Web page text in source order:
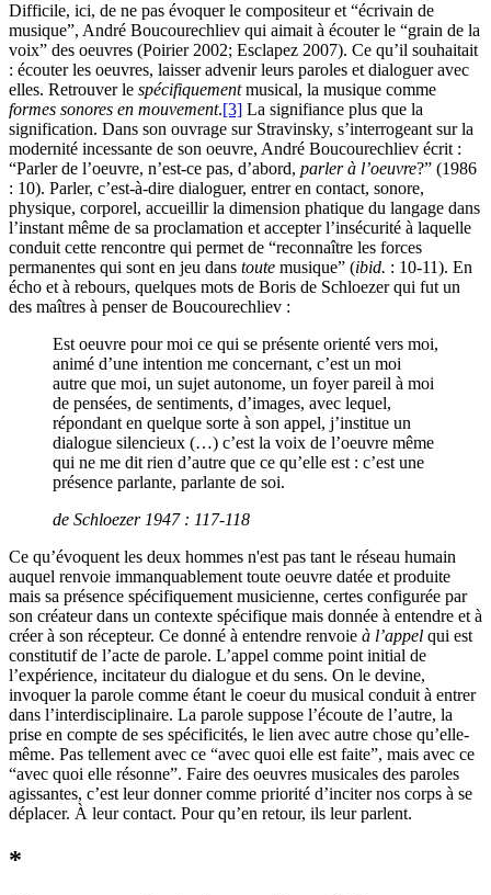
Difficile, ici, de ne pas évoquer le compositeur et “écrivain de
musique”, André Boucourechliev qui aimait à écouter le “grain de la
voix” des oeuvres (Poirier 2002; Esclapez 2007). Ce qu’il souhaitait
: écouter les oeuvres, laisser advenir leurs paroles et dialoguer avec
elles. Retrouver le spécifiquementmusical, la musique comme
formes sonores en mouvement.[3] La signifiance plus que la
signification. Dans son ouvrage sur Stravinsky, s’interrogeant sur la
modernité incessante de son oeuvre, André Boucourechliev écrit :
“Parler de l’oeuvre, n’est-ce pas, d’abord, parler à l’oeuvre?” (1986
: 10). Parler, c’est-à-dire dialoguer, entrer en contact, sonore,
physique, corporel, accueillir la dimension phatique du langage dans
l’instant même de sa proclamation et accepter l’insécurité à laquelle
conduit cette rencontre qui permet de “reconnaître les forces
permanentes qui sont en jeu dans toute musique” (ibid. : 10-11). En
écho et à rebours, quelques mots de Boris de Schloezer qui fut un
des maîtres à penser de Boucourechliev :
Est oeuvre pour moi ce qui se présente orienté vers moi,
animé d’une intention me concernant, c’est un moi
autre que moi, un sujet autonome, un foyer pareil à moi
de pensées, de sentiments, d’images, avec lequel,
répondant en quelque sorte à son appel, j’institue un
dialogue silencieux (…) c’est la voix de l’oeuvre même
qui ne me dit rien d’autre que ce qu’elle est : c’est une
présence parlante, parlante de soi.
de Schloezer 1947 : 117-118
Ce qu’évoquent les deux hommes n'est pas tant le réseau humain
auquel renvoie immanquablement toute oeuvre datée et produite
mais sa présence spécifiquement musicienne, certes configurée par
son créateur dans un contexte spécifique mais donnée à entendre et à
créer à son récepteur. Ce donné à entendre renvoie à l’appel qui est
constitutif de l’acte de parole. L’appel comme point initial de
l’expérience, incitateur du dialogue et du sens. On le devine,
invoquer la parole comme étant le coeur du musical conduit à entrer
dans l’interdisciplinaire. La parole suppose l’écoute de l’autre, la
prise en compte de ses spécificités, le lien avec autre chose qu’elle-
même. Pas tellement avec ce “avec quoi elle est faite”, mais avec ce
“avec quoi elle résonne”. Faire des oeuvres musicales des paroles
agissantes, c’est leur donner comme priorité d’inciter nos corps à se
déplacer. À leur contact. Pour qu’en retour, ils leur parlent.
*